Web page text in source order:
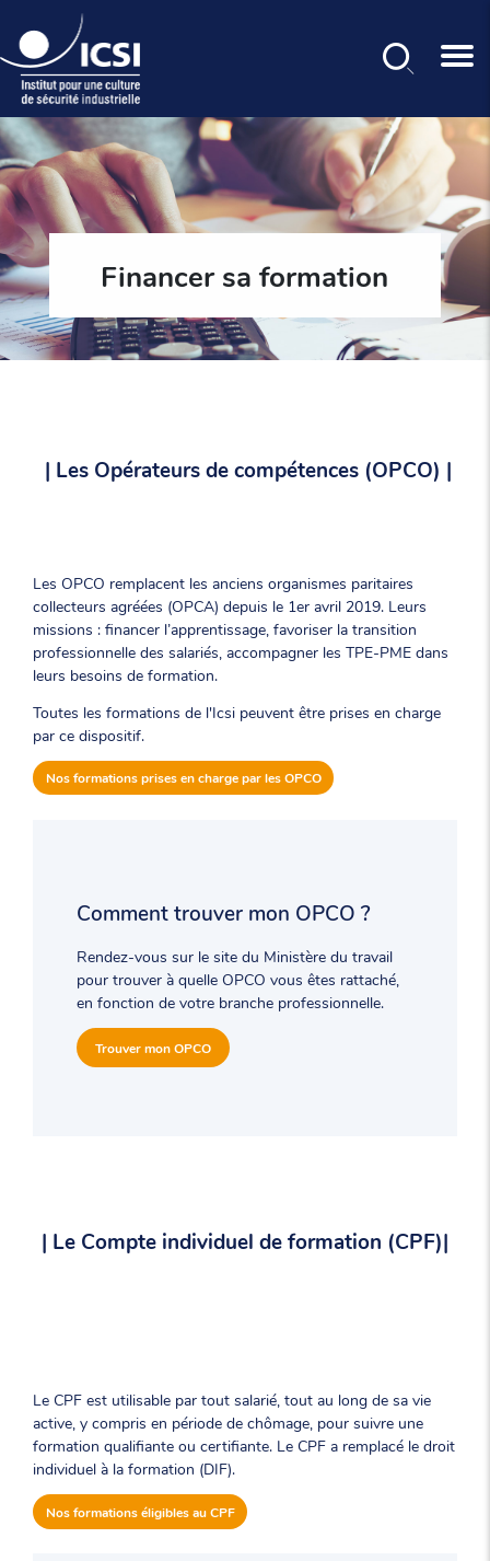
Aller
au
contenu
principal
Financer sa formation
| Les Opérateurs de compétences (OPCO) |
Les OPCO remplacent les anciens organismes paritaires
collecteurs agréées (OPCA) depuis le 1er avril 2019. Leurs
missions : financer l’apprentissage, favoriser la transition
professionnelle des salariés, accompagner les TPE-PME dans
leurs besoins de formation.
Toutes les formations de l'Icsi peuvent être prises en charge
par ce dispositif.
Nos formations prises en charge par les OPCO
Comment trouver mon OPCO ?
Rendez-vous sur le site du Ministère du travail
pour trouver à quelle OPCO vous êtes rattaché,
en fonction de votre branche professionnelle.
Trouver mon OPCO
| Le Compte individuel de formation (CPF)|
Le CPF est utilisable par tout salarié, tout au long de sa vie
active, y compris en période de chômage, pour suivre une
formation qualifiante ou certifiante. Le CPF a remplacé le droit
individuel à la formation (DIF).
Nos formations éligibles au CPF